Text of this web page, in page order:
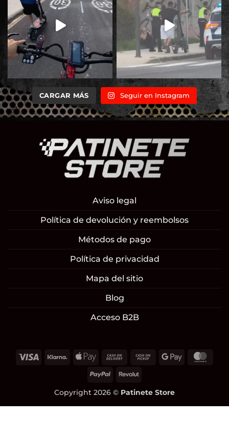
CARGAR MÁS Seguir en Instagram
Aviso legal
Política de devolución y reembolsos
Métodos de pago
Política de privacidad
Mapa del sitio
Blog
Acceso B2B
Visa Klarna Apple
Cash
Delivery
Cash
Google
PayPal Revolut
Copyright 2026 © Patinete Store